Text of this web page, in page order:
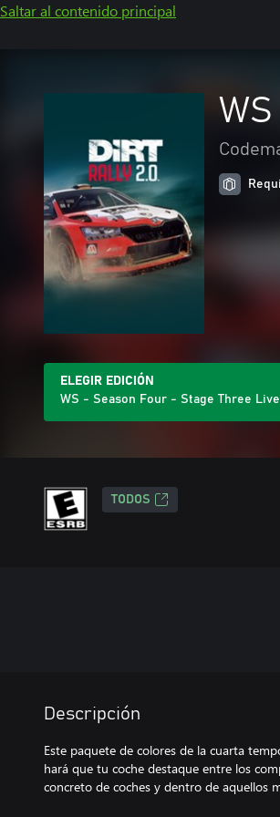
Saltar al contenido principal
ELEGIR EDICIÓN
WS - Season Four - Stage Three
TODOS
Descripción
Este paquete de colores de la cuarta
hará que tu coche destaque entre los